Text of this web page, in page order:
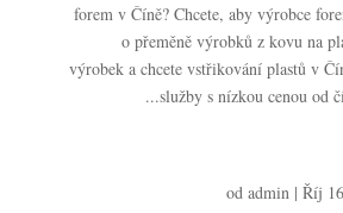
forem v Číně? Chcete, aby výrobce
o přeměně výrobků z kovu na
výrobek a chcete vstřikování plastů v
služby s nízkou cenou od
odadmin |Říj